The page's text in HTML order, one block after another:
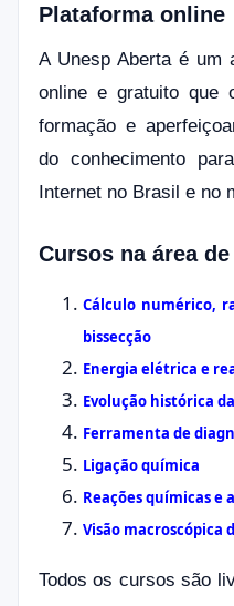
Plataforma online
A Unesp Aberta é um
online e gratuito que
formação e
do conhecimento
Internet no Brasil e no
Cursos na área
Cálculo numérico,
bissecção
Energia elétrica e
Evolução histórica
Ferramenta de
Ligação química
Reações químicas e
Visão macroscópica
Todos os cursos são